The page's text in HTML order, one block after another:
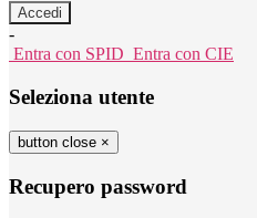
-
Entra con SPID Entra con CIE
Seleziona utente
button close ×
Recupero password